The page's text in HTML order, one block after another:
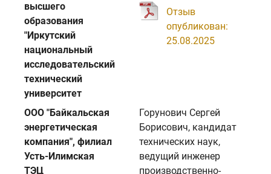
высшего
образования
"Иркутский
национальный
исследовательский
технический
университет
Отзыв
опубликован:
25.08.2025
ООО "Байкальская
энергетическая
компания", филиал
Усть-Илимская
ТЭЦ
Горунович Сергей
Борисович, кандидат
технических наук,
ведущий инженер
производственно-